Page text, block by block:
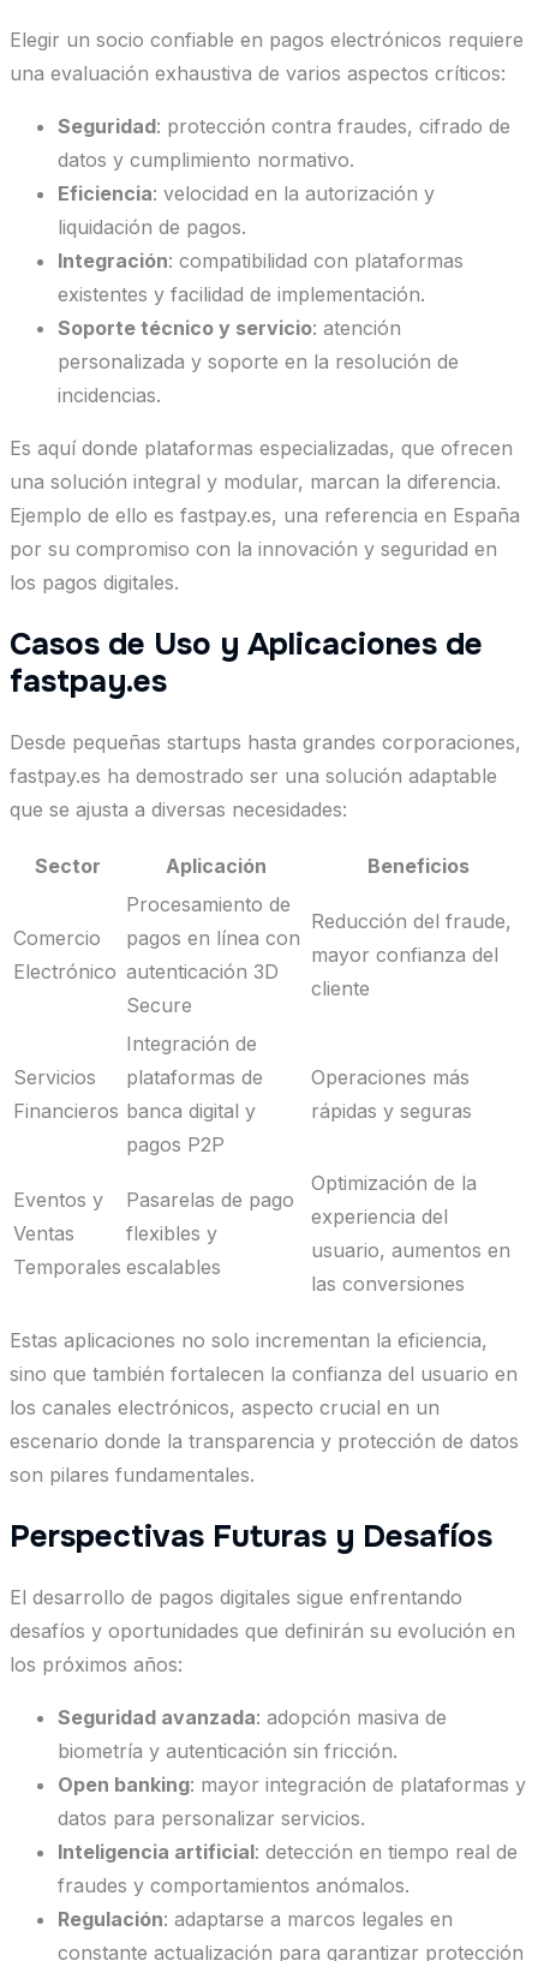
Elegir un socio confiable en pagos electrónicos requiere
una evaluación exhaustiva de varios aspectos críticos:
Seguridad: protección contra fraudes, cifrado de
datos y cumplimiento normativo.
Eficiencia: velocidad en la autorización y
liquidación de pagos.
Integración: compatibilidad con plataformas
existentes y facilidad de implementación.
Soporte técnico y servicio: atención
personalizada y soporte en la resolución de
incidencias.
Es aquí donde plataformas especializadas, que ofrecen
una solución integral y modular, marcan la diferencia.
Ejemplo de ello es fastpay.es, una referencia en España
por su compromiso con la innovación y seguridad en
los pagos digitales.
Casos de Uso y Aplicaciones de
fastpay.es
Desde pequeñas startups hasta grandes corporaciones,
fastpay.es ha demostrado ser una solución adaptable
que se ajusta a diversas necesidades:
Sector Aplicación Beneficios
Comercio
Electrónico
Procesamiento de
pagos en línea con
autenticación 3D
Secure
Reducción del fraude,
mayor confianza del
cliente
Servicios
Financieros
Integración de
plataformas de
banca digital y
pagos P2P
Operaciones más
rápidas y seguras
Eventos y
Ventas
Temporales
Pasarelas de pago
flexibles y
escalables
Optimización de la
experiencia del
usuario, aumentos en
las conversiones
Estas aplicaciones no solo incrementan la eficiencia,
sino que también fortalecen la confianza del usuario en
los canales electrónicos, aspecto crucial en un
escenario donde la transparencia y protección de datos
son pilares fundamentales.
Perspectivas Futuras y Desafíos
El desarrollo de pagos digitales sigue enfrentando
desafíos y oportunidades que definirán su evolución en
los próximos años:
Seguridad avanzada: adopción masiva de
biometría y autenticación sin fricción.
Open banking: mayor integración de plataformas y
datos para personalizar servicios.
Inteligencia artificial: detección en tiempo real de
fraudes y comportamientos anómalos.
Regulación: adaptarse a marcos legales en
constante actualización para garantizar protección